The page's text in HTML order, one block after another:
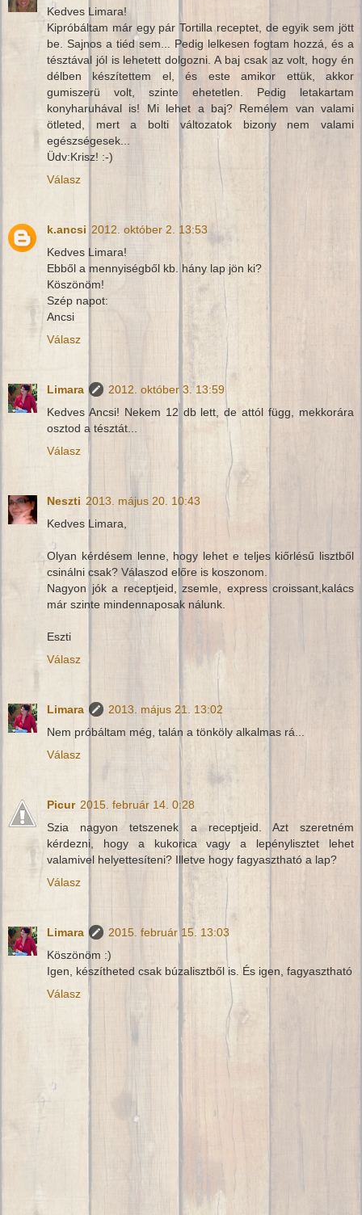
Kedves Limara!
Kipróbáltam már egy pár Tortilla receptet, de egyik sem jött
be. Sajnos a tiéd sem... Pedig lelkesen fogtam hozzá, és a
tésztával jól is lehetett dolgozni. A baj csak az volt, hogy én
délben készítettem el, és este amikor ettük, akkor
gumiszerü volt, szinte ehetetlen. Pedig letakartam
konyharuhával is! Mi lehet a baj? Remélem van valami
ötleted, mert a bolti változatok bizony nem valami
egészségesek...
Üdv:Krisz! :-)
Válasz
k.ancsi 2012. október 2. 13:53
Kedves Limara!
Ebből a mennyiségből kb. hány lap jön ki?
Köszönöm!
Szép napot:
Ancsi
Válasz
Limara
2012. október 3. 13:59
Kedves Ancsi! Nekem 12 db lett, de attól függ, mekkorára
osztod a tésztát...
Válasz
Neszti 2013. május 20. 10:43
Kedves Limara,
Olyan kérdésem lenne, hogy lehet e teljes kiőrlésű lisztből
csinálni csak? Válaszod előre is koszonom.
Nagyon jók a receptjeid, zsemle, express croissant,kalács
már szinte mindennaposak nálunk.
Eszti
Válasz
Limara
2013. május 21. 13:02
Nem próbáltam még, talán a tönköly alkalmas rá...
Válasz
Picur 2015. február 14. 0:28
Szia nagyon tetszenek a receptjeid. Azt szeretném
kérdezni, hogy a kukorica vagy a lepénylisztet lehet
valamivel helyettesíteni? Illetve hogy fagyasztható a lap?
Válasz
Limara
2015. február 15. 13:03
Köszönöm :)
Igen, készítheted csak búzalisztből is. És igen, fagyasztható
Válasz